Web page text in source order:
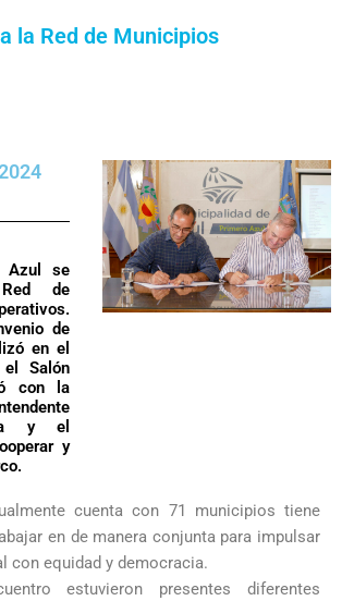
la Red de Municipios
Azul se
de
de
en el
Salón
con la
y el
y
cuenta con 71 municipios tiene
en de manera conjunta para impulsar
con equidad y democracia.
estuvieron presentes diferentes